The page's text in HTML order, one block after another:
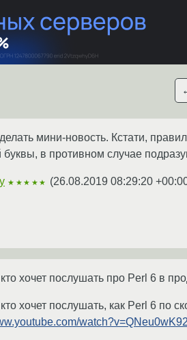
мини-новость. Кстати,
в противном случае
★★★★★ (26.08.2019 08:29:20
хочет послушать про Perl 6 в
хочет послушать, как Perl 6 по